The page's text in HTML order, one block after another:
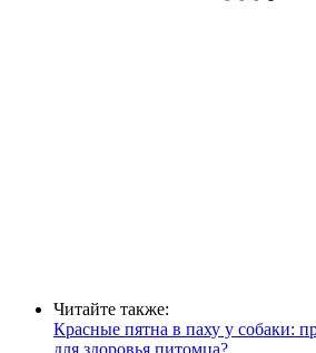
Читайте также:
Красные пятна в паху у собаки: